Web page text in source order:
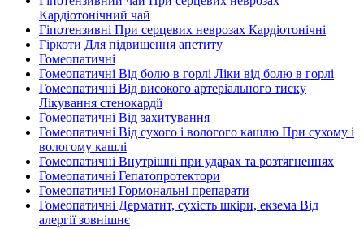
Кардіотонічний чай
Гіпотензивні При серцевих неврозах Кардіотонічні
Гіркоти Для підвищення апетиту
Гомеопатичні
Гомеопатичні Від болю в горлі Ліки від болю в горлі
Гомеопатичні Від високого артеріального тиску
Лікування стенокардії
Гомеопатичні Від захитування
Гомеопатичні Від сухого і вологого кашлю При сухому і
вологому кашлі
Гомеопатичні Внутрішні при ударах та розтягненнях
Гомеопатичні Гепатопротектори
Гомеопатичні Гормональні препарати
Гомеопатичні Дерматит, сухість шкіри, екзема Від
алергії зовнішнє